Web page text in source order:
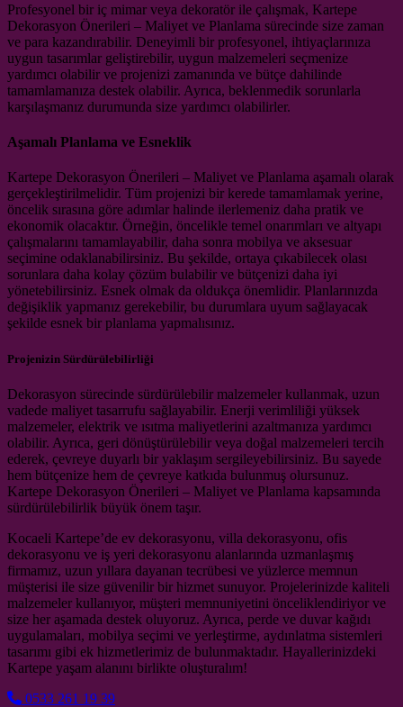
Profesyonel bir iç mimar veya dekoratör ile çalışmak, Kartepe
Dekorasyon Önerileri – Maliyet ve Planlama sürecinde size zaman
ve para kazandırabilir. Deneyimli bir profesyonel, ihtiyaçlarınıza
uygun tasarımlar geliştirebilir, uygun malzemeleri seçmenize
yardımcı olabilir ve projenizi zamanında ve bütçe dahilinde
tamamlamanıza destek olabilir. Ayrıca, beklenmedik sorunlarla
karşılaşmanız durumunda size yardımcı olabilirler.
Aşamalı Planlama ve Esneklik
Kartepe Dekorasyon Önerileri – Maliyet ve Planlama aşamalı olarak
gerçekleştirilmelidir. Tüm projenizi bir kerede tamamlamak yerine,
öncelik sırasına göre adımlar halinde ilerlemeniz daha pratik ve
ekonomik olacaktır. Örneğin, öncelikle temel onarımları ve altyapı
çalışmalarını tamamlayabilir, daha sonra mobilya ve aksesuar
seçimine odaklanabilirsiniz. Bu şekilde, ortaya çıkabilecek olası
sorunlara daha kolay çözüm bulabilir ve bütçenizi daha iyi
yönetebilirsiniz. Esnek olmak da oldukça önemlidir. Planlarınızda
değişiklik yapmanız gerekebilir, bu durumlara uyum sağlayacak
şekilde esnek bir planlama yapmalısınız.
Projenizin Sürdürülebilirliği
Dekorasyon sürecinde sürdürülebilir malzemeler kullanmak, uzun
vadede maliyet tasarrufu sağlayabilir. Enerji verimliliği yüksek
malzemeler, elektrik ve ısıtma maliyetlerini azaltmanıza yardımcı
olabilir. Ayrıca, geri dönüştürülebilir veya doğal malzemeleri tercih
ederek, çevreye duyarlı bir yaklaşım sergileyebilirsiniz. Bu sayede
hem bütçenize hem de çevreye katkıda bulunmuş olursunuz.
Kartepe Dekorasyon Önerileri – Maliyet ve Planlama kapsamında
sürdürülebilirlik büyük önem taşır.
Kocaeli Kartepe’de ev dekorasyonu, villa dekorasyonu, ofis
dekorasyonu ve iş yeri dekorasyonu alanlarında uzmanlaşmış
firmamız, uzun yıllara dayanan tecrübesi ve yüzlerce memnun
müşterisi ile size güvenilir bir hizmet sunuyor. Projelerinizde kaliteli
malzemeler kullanıyor, müşteri memnuniyetini önceliklendiriyor ve
size her aşamada destek oluyoruz. Ayrıca, perde ve duvar kağıdı
uygulamaları, mobilya seçimi ve yerleştirme, aydınlatma sistemleri
tasarımı gibi ek hizmetlerimiz de bulunmaktadır. Hayallerinizdeki
Kartepe yaşam alanını birlikte oluşturalım!
0533 261 19 39